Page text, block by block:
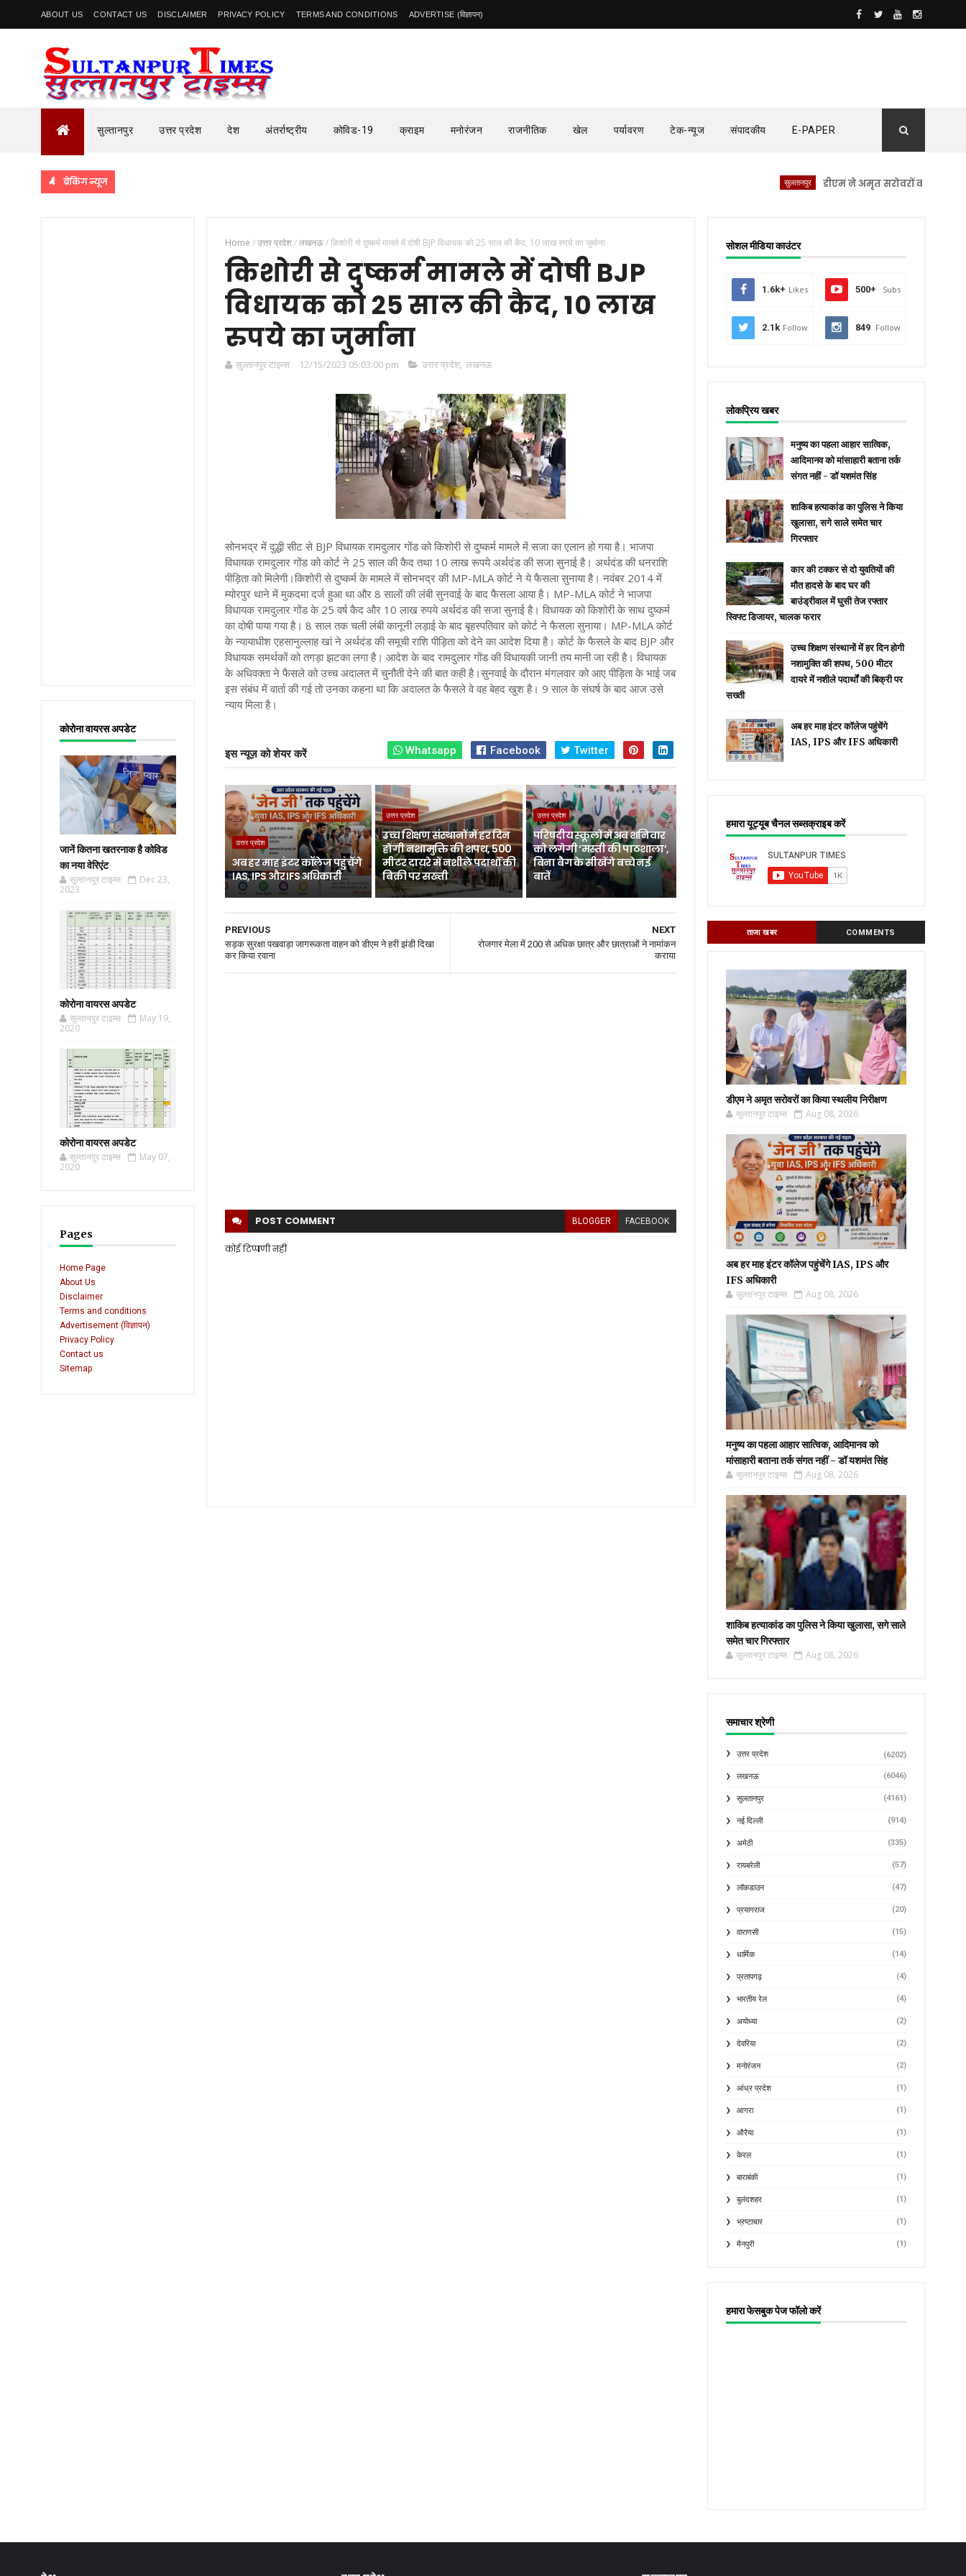
ABOUT US CONTACT US DISCLAIMER PRIVACY POLICY TERMS AND CONDITIONS ADVERTISE (विज्ञापन)
सुल्तानपुर उत्तर प्रदेश देश अंतर्राष्ट्रीय कोविड-19 क्राइम मनोरंजन राजनीतिक खेल पर्यावरण टेक-न्यूज संपादकीय E-PAPER
ब्रेकिंग न्यूज डीएम ने अमृत सरोवरों का किया स्थलीय
कोरोना वायरस अपडेट
जानें कितना खतरनाक है कोविड
का नया वेरिएंट
सुल्तानपुर टाइम्स
Dec 23,
2023
कोरोना वायरस अपडेट
सुल्तानपुर टाइम्स
May 19,
2020
कोरोना वायरस अपडेट
सुल्तानपुर टाइम्स
May 07,
2020
Pages
Home Page
About Us
Disclaimer
Terms and conditions
Advertisement (विज्ञापन)
Privacy Policy
Contact us
Sitemap
Home /उत्तर प्रदेश/लखनऊ/किशोरी से दुष्कर्म मामले में दोषी BJP विधायक को 25 साल की कैद, 10 लाख रुपये का जुर्माना
किशोरी से दुष्कर्म मामले में दोषी BJP
विधायक को 25 साल की कैद, 10 लाख
रुपये का जुर्माना
सुल्तानपुर टाइम्स 12/15/2023 05:03:00 pm उत्तर प्रदेश, लखनऊ
सोनभद्र में दुद्धी सीट से BJP विधायक रामदुलार गोंड को किशोरी से दुष्कर्म मामले में सजा का एलान हो गया है। भाजपा
विधायक रामदुलार गोंड को कोर्ट ने 25 साल की कैद तथा 10 लाख रूपये अर्थदंड की सजा सुनाई है। अर्थदंड की धनराशि
पीड़िता को मिलेगी।किशोरी से दुष्कर्म के मामले में सोनभद्र की MP-MLA कोर्ट ने ये फैसला सुनाया है। नवंबर 2014 में
म्योरपुर थाने में मुकदमा दर्ज हुआ था और 8 सालों की लंबी सुनवाई के बाद फैसला आया है। MP-MLA कोर्ट ने भाजपा
विधायक रामदुलार गोंड के 25 वर्ष कैद और 10 लाख रुपये अर्थदंड की सजा सुनाई है। विधायक को किशोरी के साथ दुष्कर्म
का दोषी पाया गया है। 8 साल तक चली लंबी कानूनी लड़ाई के बाद बृहस्पतिवार को कोर्ट ने फैसला सुनाया। MP-MLA कोर्ट
के न्यायाधीश एहसानुल्लाह खां ने अर्थदंड की समूची राशि पीड़िता को देने का आदेश दिया है। कोर्ट के फैसले के बाद BJP और
विधायक समर्थकों को तगड़ा झटका लगा है। आदेश के बाद रामदुलार गोंड की विधायकी जानी तय मानी जा रही है। विधायक
के अधिवक्ता ने फैसले को उच्च अदालत में चुनौती देने की बात कही है।सुनवाई के दौरान मंगलवार को आए पीड़िता के भाई जब
इस संबंध में वार्ता की गई तो उनका कहना था कि अदालत के फैसले वे वह बेहद खुश है। 9 साल के संघर्ष के बाद आज उसे
न्याय मिला है।
इस न्यूज़ को शेयर करें Whatsapp Facebook Twitter
उत्तर प्रदेश
अब हर माह इंटर कॉलेज पहुंचेंगे
IAS, IPS और IFS अधिकारी
उत्तर प्रदेश
उच्च शिक्षण संस्थानों में हर दिन
होगी नशामुक्ति की शपथ, 500
मीटर दायरे में नशीले पदार्थों की
बिक्री पर सख्ती
उत्तर प्रदेश
परिषदीय स्कूलों में अब शनिवार
को लगेगी ‘मस्ती की पाठशाला’,
बिना बैग के सीखेंगे बच्चे नई
बातें
NEXT
रोजगार मेला में 200 से अधिक छात्र और छात्राओं ने नामांकन
कराया
PREVIOUS
सड़क सुरक्षा पखवाड़ा जागरूकता वाहन को डीएम ने हरी झंडी दिखा
कर किया रवाना
POST COMMENT BLOGGER FACEBOOK
कोई टिप्पणी नहीं
सोशल मीडिया काउंटर
1.6k+ Likes 500+ Subs
2.1k Follow 849 Follow
लोकप्रिय खबर
मनुष्य का पहला आहार सात्विक,
आदिमानव को मांसाहारी बताना तर्क
संगत नहीं - डॉ यशमंत सिंह
शाकिब हत्याकांड का पुलिस ने किया
खुलासा, सगे साले समेत चार
गिरफ्तार
कार की टक्कर से दो युवतियों की
मौत हादसे के बाद घर की
बाउंड्रीवाल में घुसी तेज रफ्तार
स्विफ्ट डिजायर, चालक फरार
उच्च शिक्षण संस्थानों में हर दिन होगी
नशामुक्ति की शपथ, 500 मीटर
दायरे में नशीले पदार्थों की बिक्री पर
सख्ती
अब हर माह इंटर कॉलेज पहुंचेंगे
IAS, IPS और IFS अधिकारी
हमारा यूट्यूब चैनल सब्सक्राइब करें
ताजा खबर COMMENTS
डीएम ने अमृत सरोवरों का किया स्थलीय निरीक्षण
सुल्तानपुर टाइम्स Aug 08, 2026
अब हर माह इंटर कॉलेज पहुंचेंगे IAS, IPS और
IFS अधिकारी
सुल्तानपुर टाइम्स Aug 08, 2026
मनुष्य का पहला आहार सात्विक, आदिमानव को
मांसाहारी बताना तर्क संगत नहीं - डॉ यशमंत सिंह
सुल्तानपुर टाइम्स Aug 08, 2026
शाकिब हत्याकांड का पुलिस ने किया खुलासा, सगे साले
समेत चार गिरफ्तार
सुल्तानपुर टाइम्स Aug 08, 2026
समाचार श्रेणी
उत्तर प्रदेश (6202)
लखनऊ (6046)
सुलतानपुर (4161)
नई दिल्ली (914)
अमेठी (335)
रायबरेली (57)
लॉकडाउन (47)
प्रयागराज (20)
वाराणसी (15)
धार्मिक (14)
प्रतापगढ़ (4)
भारतीय रेल (4)
अयोध्या (2)
देवरिया (2)
मनोरंजन (2)
आंध्र प्रदेश (1)
आगरा (1)
औरैया (1)
केरल (1)
बाराबंकी (1)
बुलंदशहर (1)
भ्रष्टाचार (1)
मैनपुरी (1)
हमारा फेसबुक पेज फॉलो करें